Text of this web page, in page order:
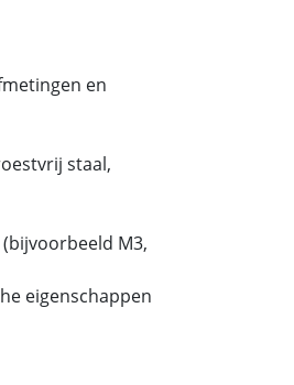
en
staal,
M3,
eigenschappen